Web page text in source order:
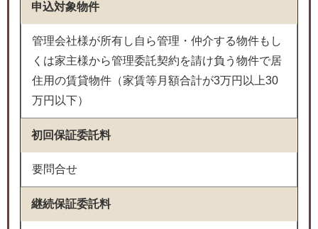
申込対象物件
管理会社様が所有し自ら管理・仲介する物件もし
くは家主様から管理委託契約を請け負う物件で居
住用の賃貸物件（家賃等月額合計が3万円以上30
万円以下）
初回保証委託料
要問合せ
継続保証委託料